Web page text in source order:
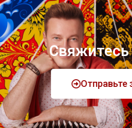
Отправьте